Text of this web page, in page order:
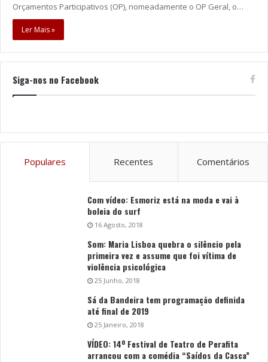
Orçamentos Participativos (OP), nomeadamente o OP Geral, o…
Ler Mais »
Siga-nos no Facebook
Populares Recentes Comentários
Com vídeo: Esmoriz está na moda e vai à
boleia do surf
16 Agosto, 2018
Som: Maria Lisboa quebra o silêncio pela
primeira vez e assume que foi vítima de
violência psicológica
25 Junho, 2018
Sá da Bandeira tem programação definida
até final de 2019
25 Janeiro, 2018
VÍDEO: 14º Festival de Teatro de Perafita
arrancou com a comédia “Saídos da Casca”